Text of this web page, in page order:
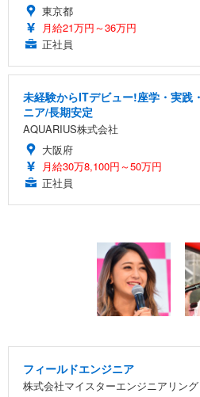
東京都
月給21万円～36万円
正社員
未経験からITデビュー!座学・実践
ニア/長期安定
AQUARIUS株式会社
大阪府
月給30万8,100円～50万円
正社員
フィールドエンジニア
株式会社マイスターエンジニアリング